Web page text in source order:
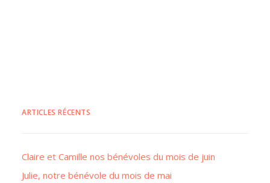
ARTICLES RÉCENTS
Claire et Camille nos bénévoles du mois de juin
Julie, notre bénévole du mois de mai